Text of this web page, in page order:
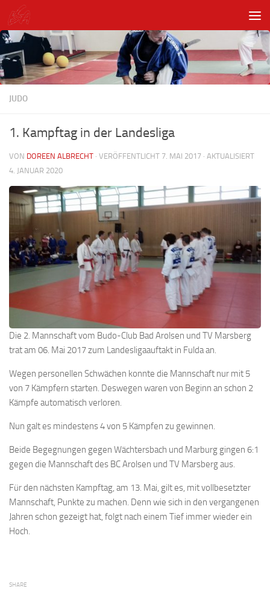
Unter dem Inhalt
JUDO
1. Kampftag in der Landesliga
VON DOREEN ALBRECHT · VERÖFFENTLICHT 7. MAI 2017 · AKTUALISIERT
4. JANUAR 2020
Die 2. Mannschaft vom Budo-Club Bad Arolsen und TV Marsberg
trat am 06. Mai 2017 zum Landesligaauftakt in Fulda an.
Wegen personellen Schwächen konnte die Mannschaft nur mit 5
von 7 Kämpfern starten. Deswegen waren von Beginn an schon 2
Kämpfe automatisch verloren.
Nun galt es mindestens 4 von 5 Kämpfen zu gewinnen.
Beide Begegnungen gegen Wächtersbach und Marburg gingen 6:1
gegen die Mannschaft des BC Arolsen und TV Marsberg aus.
Für den nächsten Kampftag, am 13. Mai, gilt es, mit vollbesetzter
Mannschaft, Punkte zu machen. Denn wie sich in den vergangenen
Jahren schon gezeigt hat, folgt nach einem Tief immer wieder ein
Hoch.
SHARE